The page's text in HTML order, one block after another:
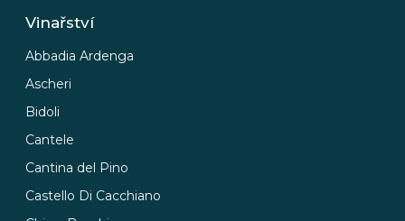
Vinařství
Abbadia Ardenga
Ascheri
Bidoli
Cantele
Cantina del Pino
Castello Di Cacchiano